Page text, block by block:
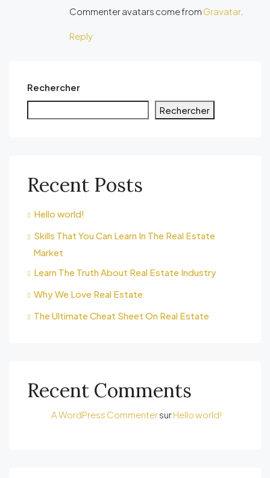
Commenter avatars come from Gravatar.
Reply
Rechercher
Rechercher
Recent Posts
Hello world!
Skills That You Can Learn In The Real Estate
Market
Learn The Truth About Real Estate Industry
Why We Love Real Estate
The Ultimate Cheat Sheet On Real Estate
Recent Comments
A WordPress CommentersurHello world!